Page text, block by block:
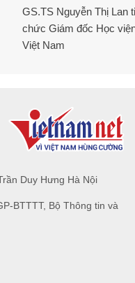
GS.TS Nguyễn Thị Lan
chức Giám đốc Học
Việt Nam
Duy Hưng Hà Nội
BTTTT, Bộ Thông tin và